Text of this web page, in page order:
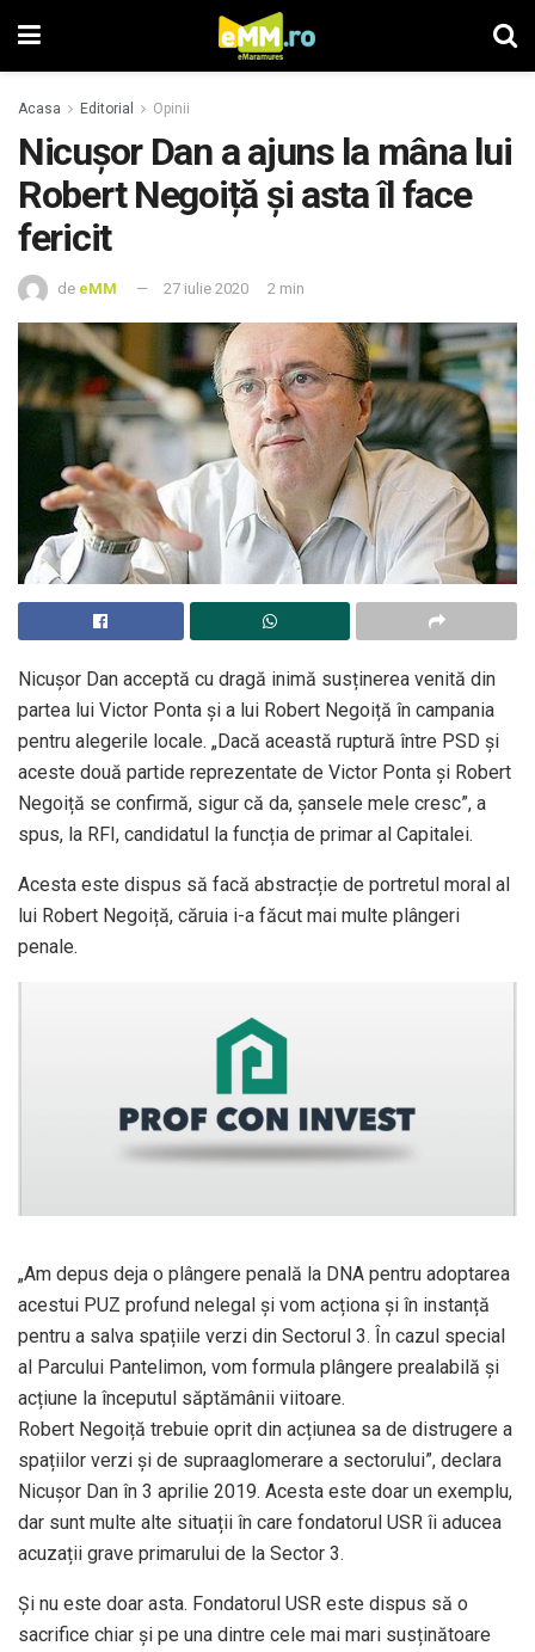
Acasa Editorial Opinii
Nicușor Dan a ajuns la mâna lui
Robert Negoiță și asta îl face
fericit
de eMM 27 iulie 2020 2 min
Nicușor Dan acceptă cu dragă inimă susținerea venită din
partea lui Victor Ponta și a lui Robert Negoiță în campania
pentru alegerile locale. „Dacă această ruptură între PSD și
aceste două partide reprezentate de Victor Ponta și Robert
Negoiță se confirmă, sigur că da, șansele mele cresc”, a
spus, la RFI, candidatul la funcția de primar al Capitalei.
Acesta este dispus să facă abstracție de portretul moral al
lui Robert Negoiță, căruia i-a făcut mai multe plângeri
penale.
„Am depus deja o plângere penală la DNA pentru adoptarea
acestui PUZ profund nelegal și vom acționa și în instanță
pentru a salva spațiile verzi din Sectorul 3. În cazul special
al Parcului Pantelimon, vom formula plângere prealabilă și
acțiune la începutul săptămânii viitoare.
Robert Negoiță trebuie oprit din acțiunea sa de distrugere a
spațiilor verzi și de supraaglomerare a sectorului”, declara
Nicușor Dan în 3 aprilie 2019. Acesta este doar un exemplu,
dar sunt multe alte situații în care fondatorul USR îi aducea
acuzații grave primarului de la Sector 3.
Și nu este doar asta. Fondatorul USR este dispus să o
sacrifice chiar și pe una dintre cele mai mari susținătoare